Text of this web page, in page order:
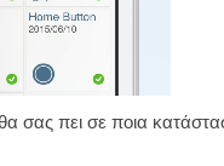
σας πει σε ποια